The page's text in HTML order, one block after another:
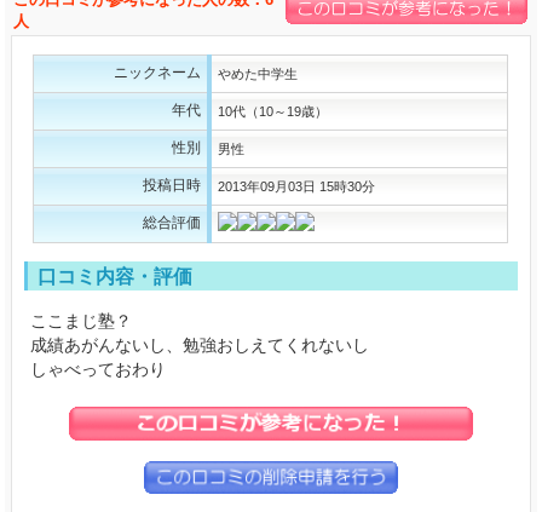
人
ニックネーム やめた中学生
年代 10代（10～19歳）
性別 男性
投稿日時 2013年09月03日 15時30分
総合評価
口コミ内容・評価
ここまじ塾？
成績あがんないし、勉強おしえてくれないし
しゃべっておわり